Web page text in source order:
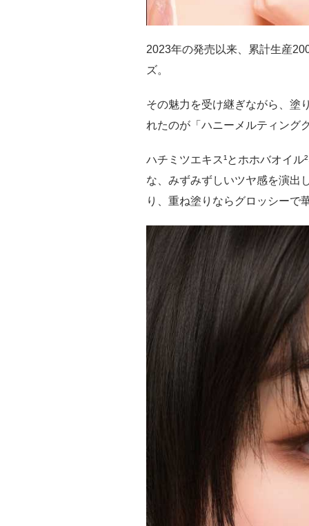
2023年の発売以来、累計生産
ズ。
その魅力を受け継ぎながら、塗
れたのが「ハニーメルティング
ハチミツエキス¹とホホバオイ
な、みずみずしいツヤ感を演出
り、重ね塗りならグロッシーで